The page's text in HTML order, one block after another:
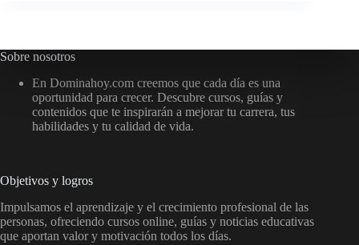
Sobre nosotros
En Dominahoy.com creemos que cada día es una
oportunidad para crecer. Descubre cursos, guías y
contenidos que te inspirarán a mejorar tu carrera, tus
habilidades y tu calidad de vida.
Objetivos y logros
Impulsamos el aprendizaje y el crecimiento profesional de las
personas, ofreciendo cursos online, guías y noticias educativas
que aportan valor y motivación todos los días.